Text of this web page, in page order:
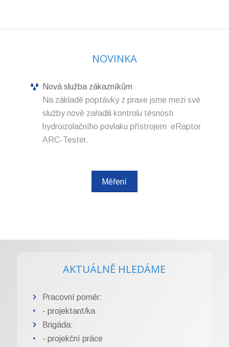
NOVINKA
Nová služba zákazníkům
Na základě poptávky z praxe jsme mezi své
služby nově zařadili kontrolu těsnosti
hydroizolačního povlaku přístrojem eRaptor
ARC-Tester.
Měření
AKTUÁLNĚ HLEDÁME
Pracovní poměr:
- projektant/ka
Brigáda:
- projekční práce